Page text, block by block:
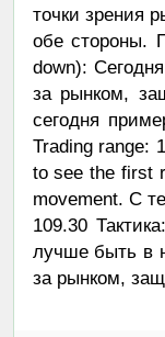
точки зрения
обе стороны.
down):
за рынком,
сегодня
Trading range:
to see the first
movement. С
109.30
лучше быть в
за рынком,